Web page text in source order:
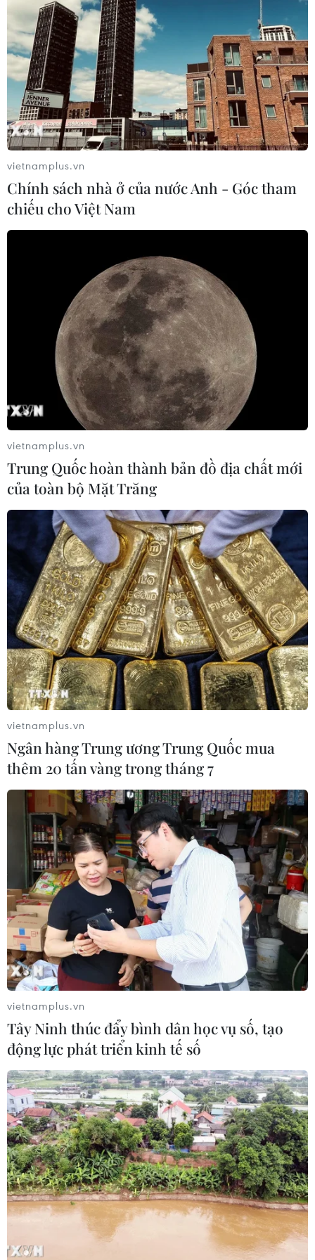
TIN CÙNG CHUYÊN MỤC
Cần Thơ thúc đẩy hợp tác du lịch với
đối tác Hàn Quốc
vietnamplus.vn
Chính sách nhà ở của nước Anh - Góc tham
chiếu cho Việt Nam
vietnamplus.vn
Trung Quốc hoàn thành bản đồ địa chất mới
của toàn bộ Mặt Trăng
vietnamplus.vn
Ngân hàng Trung ương Trung Quốc mua
thêm 20 tấn vàng trong tháng 7
vietnamplus.vn
Tây Ninh thúc đẩy bình dân học vụ số, tạo
động lực phát triển kinh tế số